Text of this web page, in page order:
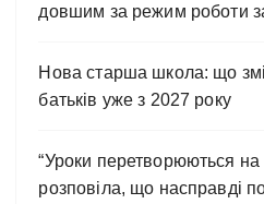
довшим за режим роботи
Нова старша школа: що
батьків уже з 2027 року
“Уроки перетворюються на
розповіла, що насправді